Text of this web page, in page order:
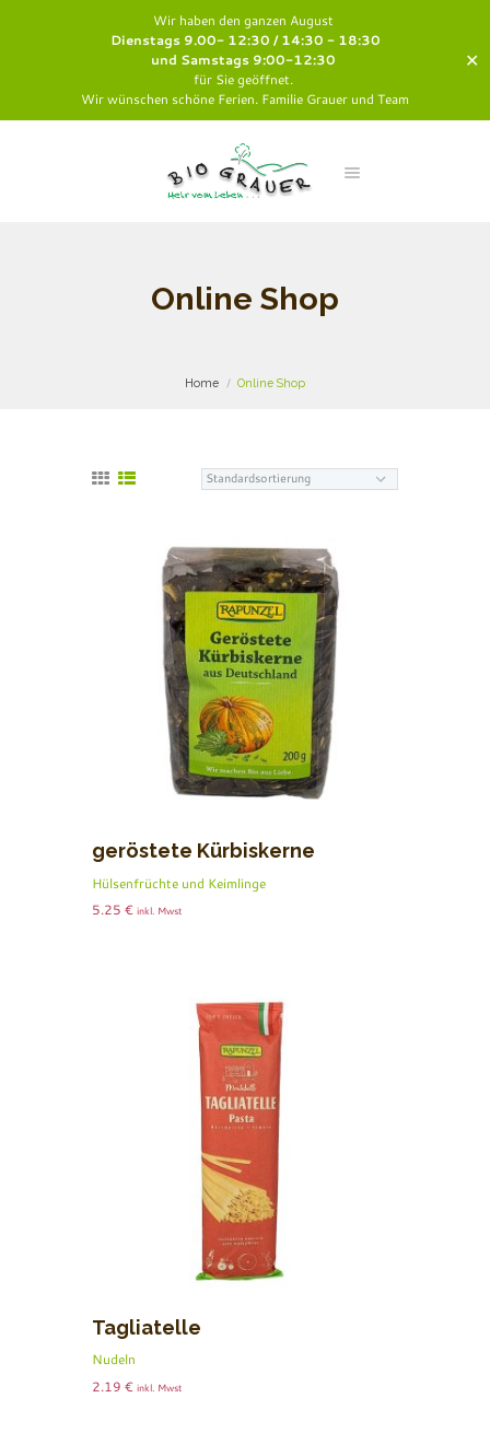
Wir haben den ganzen August
Dienstags 9.00- 12:30 / 14:30 - 18:30
und Samstags 9:00-12:30
für Sie geöffnet.
Wir wünschen schöne Ferien. Familie Grauer und Team
✕
Online Shop
Home Online Shop
geröstete Kürbiskerne
Hülsenfrüchte und Keimlinge
5.25 € inkl. Mwst
Tagliatelle
Nudeln
2.19 € inkl. Mwst